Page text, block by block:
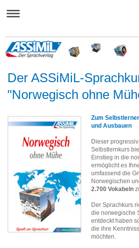
Der ASSiMiL-
"Norwegisch ohne
Zum
und Ausbauen
Dieser
Selbstlernkurs
Einstieg in die
ermöglicht es
umfassend die
Norwegischen
2.700 Vokabeln
Der Sprachkurs
die norwegische
entdeckt haben
die ihre
möchten.